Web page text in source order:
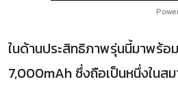
ในด้านประสิทธิภาพรุ่นนี้มาพร้
7,000mAh ซึ่งถือเป็นหนึ่งในส